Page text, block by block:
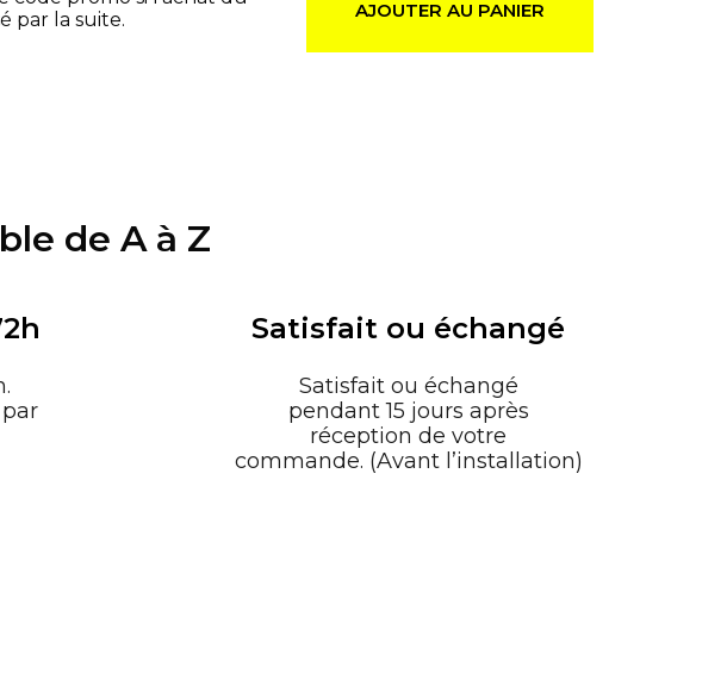
par la suite.
AJOUTER AU PANIER
de A à Z
Satisfait ou échangé
Satisfait ou échangé
pendant 15 jours après
réception de votre
commande. (Avant l’installation)